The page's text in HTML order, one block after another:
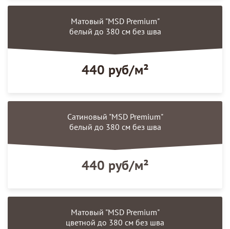
Матовый "MSD Premium"
белый до 380 см без шва
440 руб/м²
Сатиновый "MSD Premium"
белый до 380 см без шва
440 руб/м²
Матовый "MSD Premium"
цветной до 380 см без шва